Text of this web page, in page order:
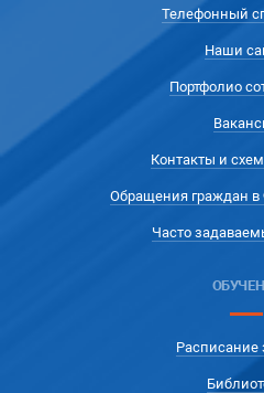
Телефонный
Наши
Портфолио
Контакты и
Обращения граждан
Часто
Расписание